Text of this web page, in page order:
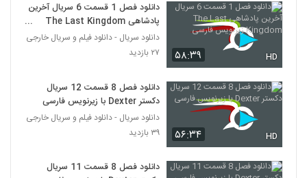
۵۸:۳۹ HD
دانلود فصل 1 قسمت 6 سریال آخرین
پادشاهی The Last Kingdom
زیرنویس فارسی
دانلود سریال - دانلود فیلم و سریال خارجی
۲۷ بازدید
۵۶:۳۴ HD
دانلود فصل 8 قسمت 12 سریال
دکستر Dexter با زیرنویس فارسی
دانلود سریال - دانلود فیلم و سریال خارجی
۳۹ بازدید
دانلود فصل 8 قسمت 11 سریال